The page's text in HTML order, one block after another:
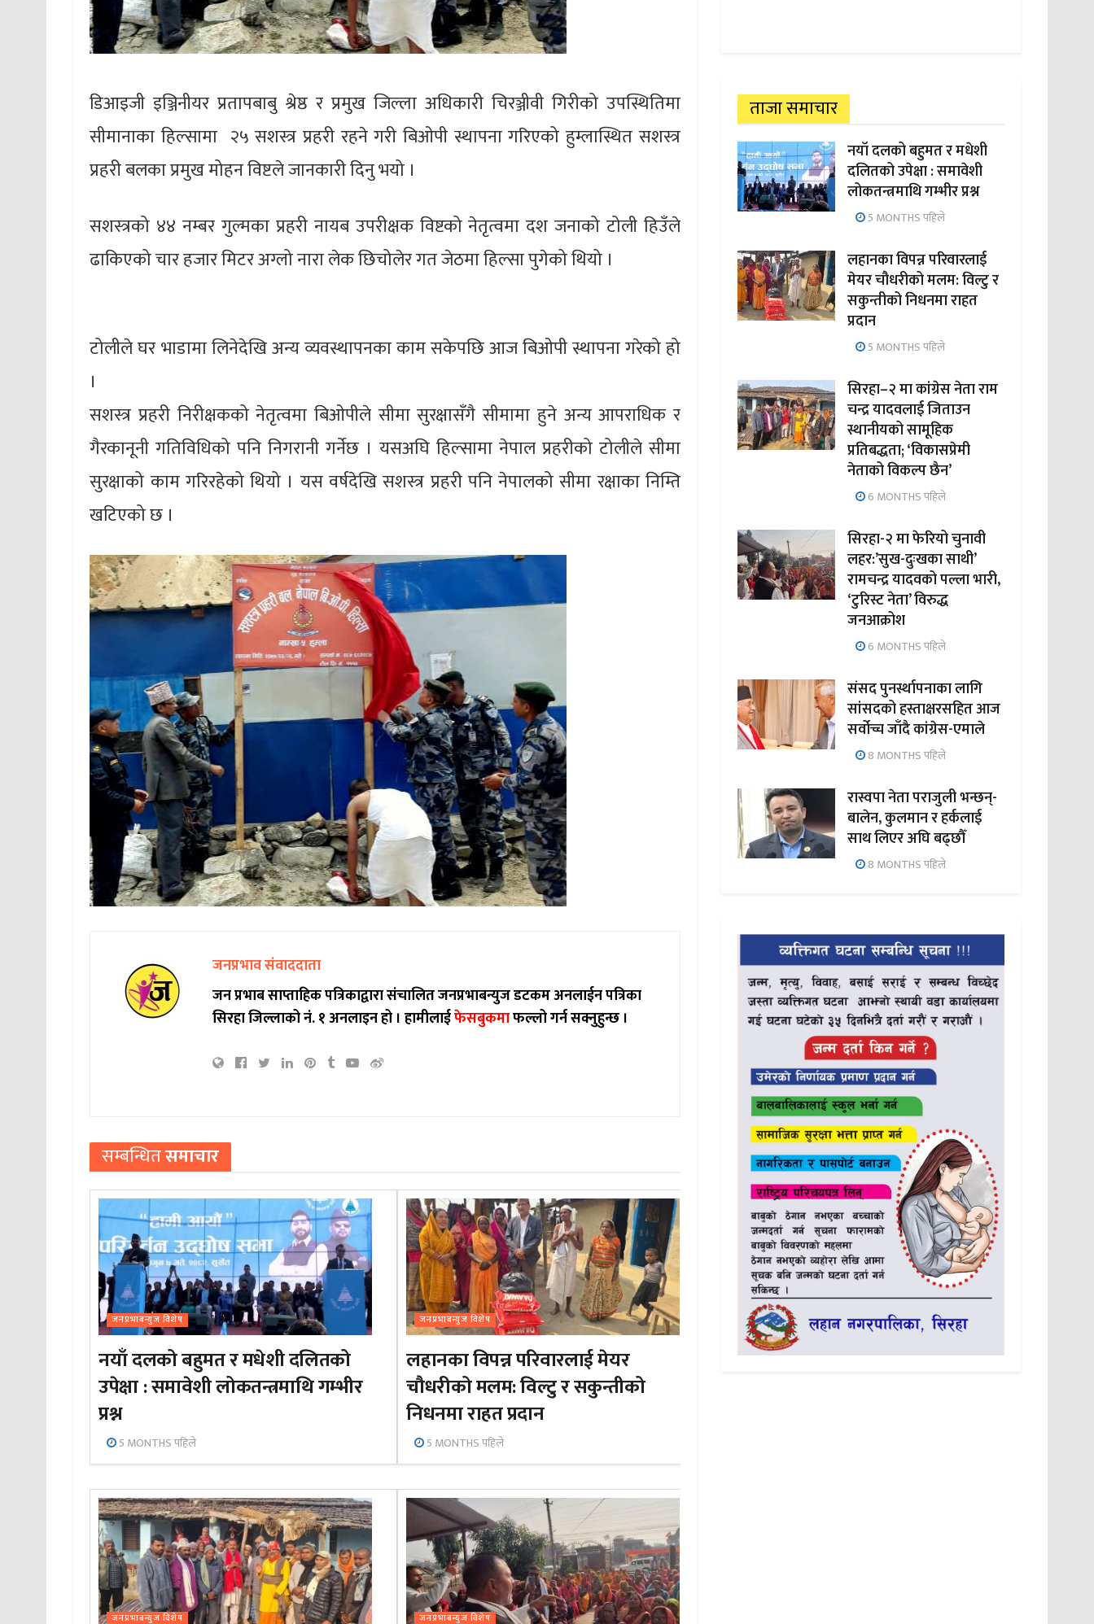
डिआइजी इञ्जिनीयर प्रतापबाबु श्रेष्ठ र प्रमुख जिल्ला अधिकारी चिरञ्जीवी गिरीको उपस्थितिमा
सीमानाका हिल्सामा २५ सशस्त्र प्रहरी रहने गरी बिओपी स्थापना गरिएको हुम्लास्थित सशस्त्र
प्रहरी बलका प्रमुख मोहन विष्टले जानकारी दिनु भयो ।
सशस्त्रको ४४ नम्बर गुल्मका प्रहरी नायब उपरीक्षक विष्टको नेतृत्वमा दश जनाको टोली हिउँले
ढाकिएको चार हजार मिटर अग्लो नारा लेक छिचोलेर गत जेठमा हिल्सा पुगेको थियो ।
टोलीले घर भाडामा लिनेदेखि अन्य व्यवस्थापनका काम सकेपछि आज बिओपी स्थापना गरेको हो
।
सशस्त्र प्रहरी निरीक्षकको नेतृत्वमा बिओपीले सीमा सुरक्षासँगै सीमामा हुने अन्य आपराधिक र
गैरकानूनी गतिविधिको पनि निगरानी गर्नेछ । यसअघि हिल्सामा नेपाल प्रहरीको टोलीले सीमा
सुरक्षाको काम गरिरहेको थियो । यस वर्षदेखि सशस्त्र प्रहरी पनि नेपालको सीमा रक्षाका निम्ति
खटिएको छ ।
जनप्रभाव संवाददाता
जन प्रभाब साप्ताहिक पत्रिकाद्वारा संचालित जनप्रभाबन्युज डटकम अनलाईन पत्रिका
सिरहा जिल्लाको नं. १ अनलाइन हो ।हामीलाईफेसबुकमाफल्लो गर्न सक्नुहुन्छ ।
सम्बन्धितसमाचार
जनप्रभाबन्युज विशेष
नयाँ दलको बहुमत र मधेशी दलितको
उपेक्षा : समावेशी लोकतन्त्रमाथि गम्भीर
प्रश्न
5 MONTHS पहिले
जनप्रभाबन्युज विशेष
लहानका विपन्न परिवारलाई मेयर
चौधरीको मलम: विल्टु र सकुन्तीको
निधनमा राहत प्रदान
5 MONTHS पहिले
जनप्रभाबन्युज विशेष जनप्रभाबन्युज विशेष
ताजा समाचार
नयाँ दलको बहुमत र मधेशी
दलितको उपेक्षा : समावेशी
लोकतन्त्रमाथि गम्भीर प्रश्न
5 MONTHS पहिले
लहानका विपन्न परिवारलाई
मेयर चौधरीको मलम: विल्टु र
सकुन्तीको निधनमा राहत
प्रदान
5 MONTHS पहिले
सिरहा–२ मा कांग्रेस नेता राम
चन्द्र यादवलाई जिताउन
स्थानीयको सामूहिक
प्रतिबद्धता; ‘विकासप्रेमी
नेताको विकल्प छैन’
6 MONTHS पहिले
सिरहा-२ मा फेरियो चुनावी
लहर:’सुख-दुःखका साथी’
रामचन्द्र यादवको पल्ला भारी,
‘टुरिस्ट नेता’ विरुद्ध
जनआक्रोश
6 MONTHS पहिले
संसद पुनर्स्थापनाका लागि
सांसदको हस्ताक्षरसहित आज
सर्वोच्च जाँदै कांग्रेस-एमाले
8 MONTHS पहिले
रास्वपा नेता पराजुली भन्छन्-
बालेन, कुलमान र हर्कलाई
साथ लिएर अघि बढ्छौँ
8 MONTHS पहिले